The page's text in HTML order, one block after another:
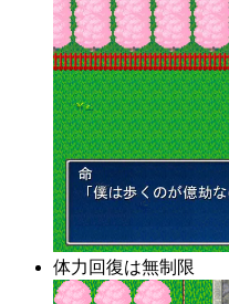
体力回復は無制限